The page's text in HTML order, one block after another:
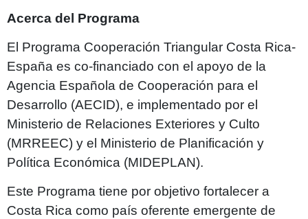
Acerca del Programa
El Programa Cooperación Triangular Costa Rica-
España es co-financiado con el apoyo de la
Agencia Española de Cooperación para el
Desarrollo (AECID), e implementado por el
Ministerio de Relaciones Exteriores y Culto
(MRREEC) y el Ministerio de Planificación y
Política Económica (MIDEPLAN).
Este Programa tiene por objetivo fortalecer a
Costa Rica como país oferente emergente de